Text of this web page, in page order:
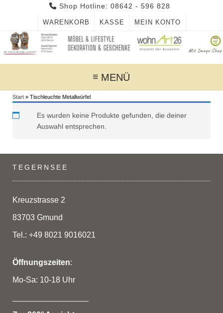
Shop Hotline: 08642 - 596 828
WARENKORB KASSE MEIN KONTO
MENÜ
Start » Tischleuchte Metallwürfel
Es wurden keine Produkte gefunden, die deiner
Auswahl entsprechen.
TEGERNSEE
Kreuzstrasse 2
83703 Gmund
Tel.: +49 8021 9016021
Öffnungszeiten:
Mo-Sa: 10-18 Uhr